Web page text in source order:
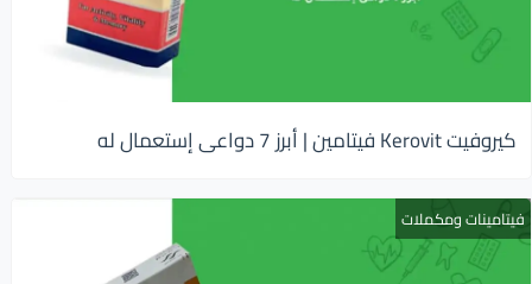
كيروفيت Kerovit فيتامين | أبرز 7 دواعى إستعمال له
فيتامينات ومكملات